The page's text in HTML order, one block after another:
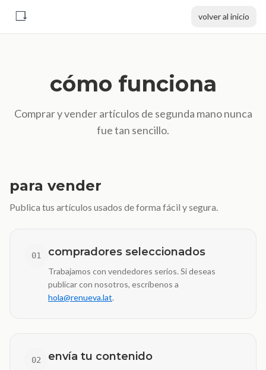
volver al inicio
cómo funciona
Comprar y vender artículos de segunda mano nunca
fue tan sencillo.
para vender
Publica tus artículos usados de forma fácil y segura.
01 compradores seleccionados
Trabajamos con vendedores serios. Si deseas
publicar con nosotros, escríbenos a
hola@renueva.lat.
02 envía tu contenido